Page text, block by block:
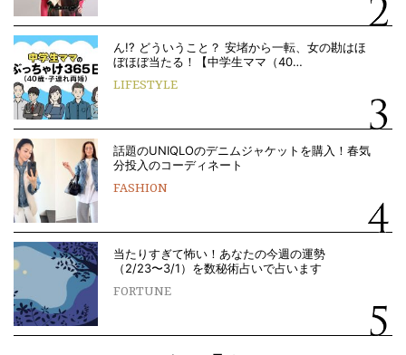
ん!? どういうこと？ 安堵から一転、女の勘はほ
ぼほぼ当たる！【中学生ママ（40…
LIFESTYLE
話題のUNIQLOのデニムジャケットを購入！春気
分投入のコーディネート
FASHION
当たりすぎて怖い！あなたの今週の運勢
（2/23〜3/1）を数秘術占いで占います
FORTUNE